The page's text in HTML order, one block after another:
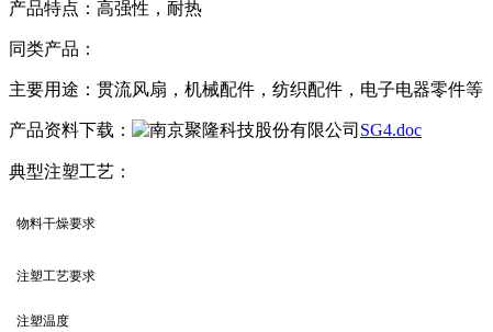
产品特点：高强性，耐热
同类产品：
主要用途：贯流风扇，机械配件，纺织配件，电子电器零件等
产品资料下载： SG4.doc
典型注塑工艺：
物料干燥要求
注塑工艺要求
注塑温度